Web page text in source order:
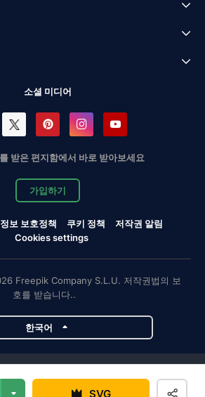
SVG
소셜 미디어
받은 편지함에서 바로 받아보세요
가입하기
보 보호정책 쿠키 정책
저작권 알림
Cookies settings
Freepik Company S.L.U. 저작권법의 보
호를 받습니다..
한국어